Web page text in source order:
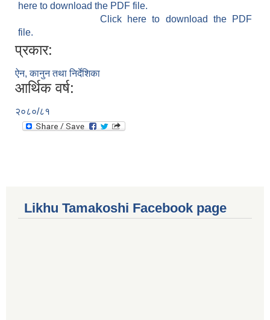
here to download the PDF file.
Click here to download the PDF
file.
प्रकार:
ऐन, कानुन तथा निर्देशिका
आर्थिक वर्ष:
२०८०/८१
Likhu Tamakoshi Facebook page